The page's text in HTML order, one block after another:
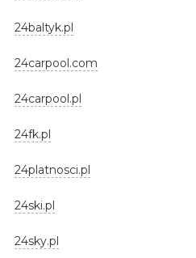
24baltyk.pl
24carpool.com
24carpool.pl
24fk.pl
24platnosci.pl
24ski.pl
24sky.pl